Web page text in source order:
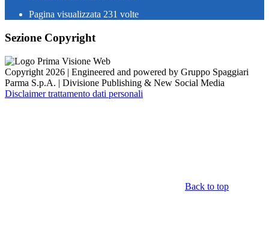
Pagina visualizzata 231 volte
Sezione Copyright
Copyright 2026 | Engineered and powered by Gruppo Spaggiari
Parma S.p.A. | Divisione Publishing & New Social Media
Disclaimer trattamento dati personali
Back to top